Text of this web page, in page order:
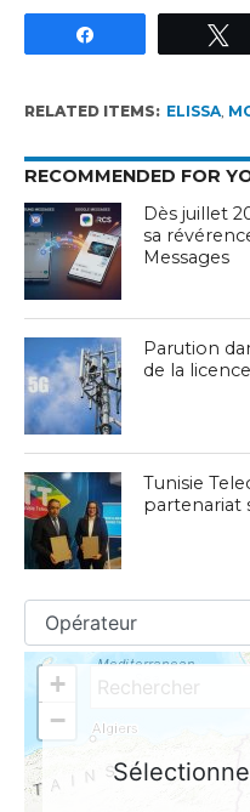
RELATED ITEMS: ELISSA,
RECOMMENDED FOR
Dès juillet
sa
Messages
Parution
de la
Tunisie
partenariat